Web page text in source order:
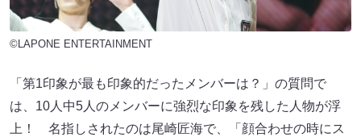
©LAPONE ENTERTAINMENT
「第1印象が最も印象的だったメンバーは？」の質問で
は、10人中5人のメンバーに強烈な印象を残した人物が浮
上！ 名指しされたのは尾崎匠海で、「顔合わせの時にス